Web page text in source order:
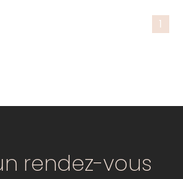
1
rendez-vous